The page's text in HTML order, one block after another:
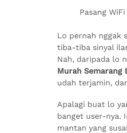
Pasang
Lo pernah nggak
tiba-tiba sinyal
Nah, daripada lo
Murah Semarang
udah terjamin,
Apalagi buat lo
banget user-nya.
mantan yang